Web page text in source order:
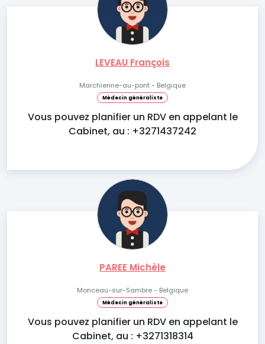
LEVEAU François
Marchienne-au-pont - Belgique
Médecin généraliste
Vous pouvez planifier un RDV en appelant le
Cabinet, au : +3271437242
PAREE Michèle
Monceau-sur-Sambre - Belgique
Médecin généraliste
Vous pouvez planifier un RDV en appelant le
Cabinet, au : +3271318314